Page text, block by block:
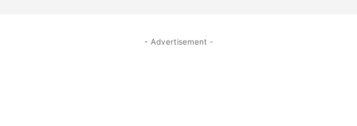
- Advertisement -